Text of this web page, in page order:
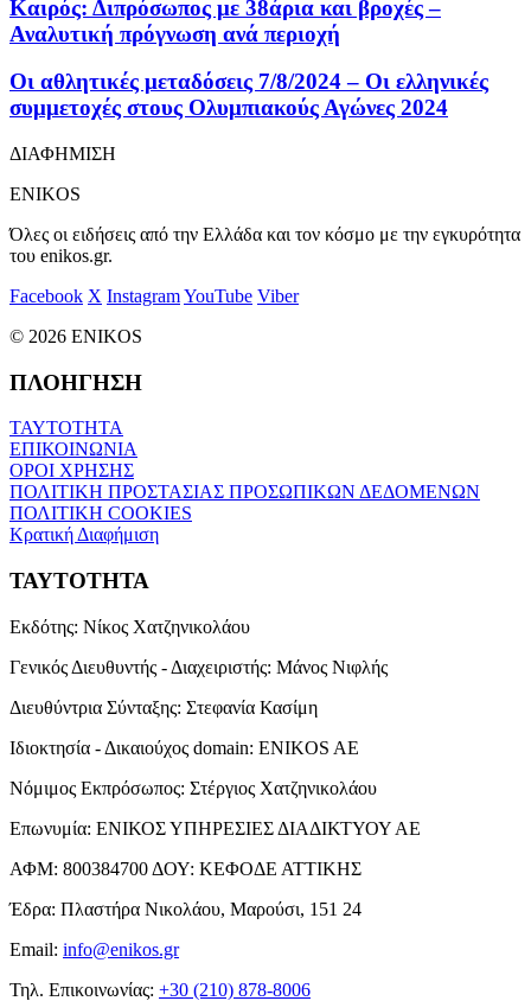
Καιρός: Διπρόσωπος με 38άρια και βροχές –
Αναλυτική πρόγνωση ανά περιοχή
Οι αθλητικές μεταδόσεις 7/8/2024 – Οι ελληνικές
συμμετοχές στους Ολυμπιακούς Αγώνες 2024
ΔΙΑΦΗΜΙΣΗ
ENIKOS
Όλες οι ειδήσεις από την Ελλάδα και τον κόσμο με την εγκυρότητα
του enikos.gr.
Facebook X InstagramYouTube Viber
© 2026 ENIKOS
ΠΛΟΗΓΗΣΗ
ΤΑΥΤΟΤΗΤΑ
ΕΠΙΚΟΙΝΩΝΙΑ
ΟΡΟΙ ΧΡΗΣΗΣ
ΠΟΛΙΤΙΚΗ ΠΡΟΣΤΑΣΙΑΣ ΠΡΟΣΩΠΙΚΩΝ ΔΕΔΟΜΕΝΩΝ
ΠΟΛΙΤΙΚΗ COOKIES
Κρατική Διαφήμιση
ΤΑΥΤΟΤΗΤΑ
Εκδότης: Νίκος Χατζηνικολάου
Γενικός Διευθυντής - Διαχειριστής: Μάνος Νιφλής
Διευθύντρια Σύνταξης: Στεφανία Κασίμη
Ιδιοκτησία - Δικαιούχος domain: ENIKOS AE
Νόμιμος Εκπρόσωπος: Στέργιος Χατζηνικολάου
Επωνυμία: ΕΝΙΚΟΣ ΥΠΗΡΕΣΙΕΣ ΔΙΑΔΙΚΤΥΟΥ ΑΕ
ΑΦΜ: 800384700 ΔΟΥ: ΚΕΦΟΔΕ ΑΤΤΙΚΗΣ
Έδρα: Πλαστήρα Νικολάου, Μαρούσι, 151 24
Email: info@enikos.gr
Τηλ. Επικοινωνίας: +30 (210) 878-8006